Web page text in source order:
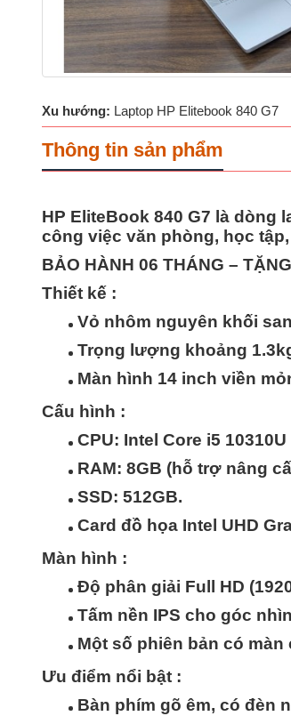
Xu hướng: Laptop HP Elitebook 840 G7
Thông tin sản phẩm
HP EliteBook 840 G7 là dòng
công việc văn phòng, học
BẢO HÀNH 06 THÁNG –
Thiết kế :
Vỏ nhôm nguyên khối
Trọng lượng khoảng
Màn hình 14 inch viền
Cấu hình :
CPU: Intel Core i5 10310U
RAM: 8GB (hỗ trợ nâng
SSD: 512GB.
Card đồ họa Intel UHD
Màn hình :
Độ phân giải Full HD
Tấm nền IPS cho góc
Một số phiên bản có
Ưu điểm nổi bật :
Bàn phím gõ êm, có đèn